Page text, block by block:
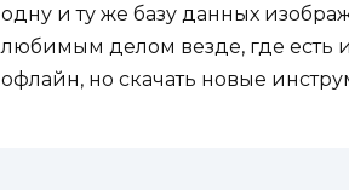
одну и ту же базу данных
любимым делом везде, где есть
офлайн, но скачать новые